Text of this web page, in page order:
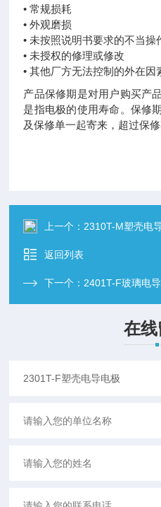
• 常规损耗
• 外观磨损
• 未按照说明书要求的不当操
• 未授权的修理或修改
• 其他厂方无法控制的外在因
产品保修期是对用户购买产
是指电极的使用寿命。保修
及保修单一起寄来，超过保
上一个： 2310T-M塑壳电
返回列表
下一个： 2401T-F玻璃电
在